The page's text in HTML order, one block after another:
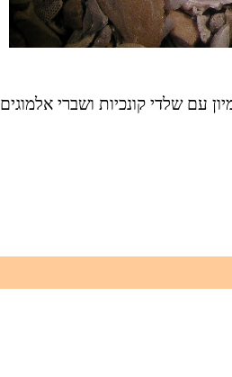
עם שלדי קונכיות ושברי אלמוגים